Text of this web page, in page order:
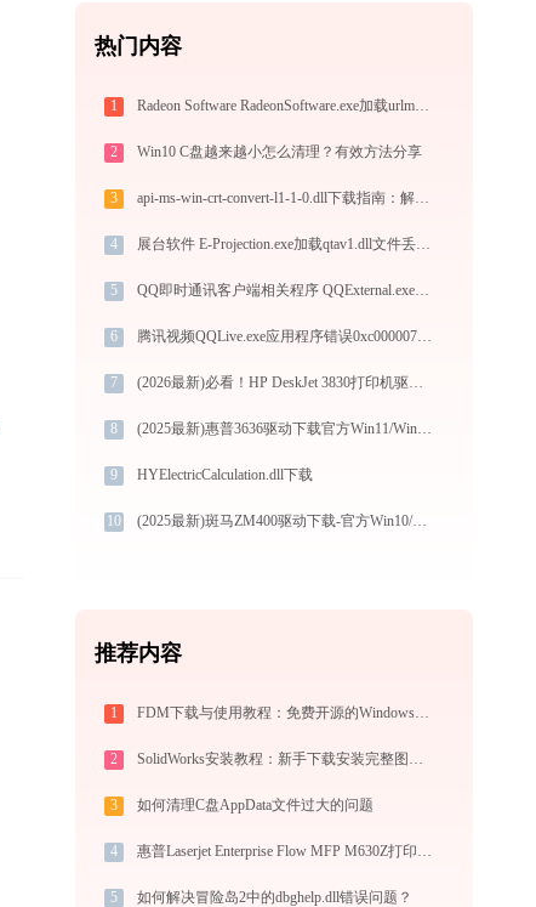
热门内容
1 Radeon Software RadeonSoftware.exe加载urlmon.dll文件丢失处理办法
2 Win10 C盘越来越小怎么清理？有效方法分享
3 api-ms-win-crt-convert-l1-1-0.dll下载指南：解决缺失问题的官方免费方案（32/64位系统适用）
4 展台软件 E-Projection.exe加载qtav1.dll文件丢失处理办法
5 QQ即时通讯客户端相关程序 QQExternal.exe系统错误msvcr100.dll丢失如何解决
6 腾讯视频QQLive.exe应用程序错误0xc000007b解决方法
7 (2026最新)必看！HP DeskJet 3830打印机驱动下载与安装的正确姿势
8 (2025最新)惠普3636驱动下载官方Win11/Win10支持
9 HYElectricCalculation.dll下载
10 (2025最新)斑马ZM400驱动下载-官方Win10/Win11兼容
推荐内容
1 FDM下载与使用教程：免费开源的Windows/Mac/安卓多线程下载管理器
2 SolidWorks安装教程：新手下载安装完整图文指南
3 如何清理C盘AppData文件过大的问题
4 惠普Laserjet Enterprise Flow MFP M630Z打印机如何连接？-金山毒霸
5 如何解决冒险岛2中的dbghelp.dll错误问题？